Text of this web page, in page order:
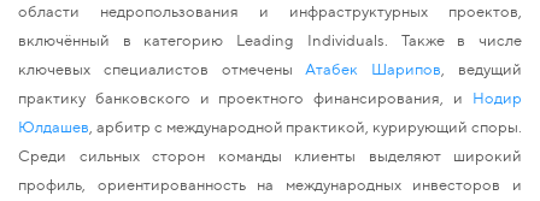
области недропользования и инфраструктурных проектов,
включённый в категорию Leading Individuals. Также в числе
ключевых специалистов отмечены Атабек Шарипов , ведущий
практику банковского и проектного финансирования, и Нодир
Юлдашев , арбитр с международной практикой, курирующий споры.
Среди сильных сторон команды клиенты выделяют широкий
профиль, ориентированность на международных инвесторов и